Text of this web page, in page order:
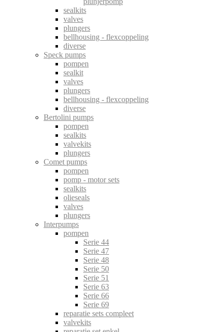
sealkits
valves
plungers
bellhousing - flexcoppeling
diverse
Speck pumps
pompen
sealkit
valves
plungers
bellhousing - flexcoppeling
diverse
Bertolini pumps
pompen
sealkits
valvekits
plungers
Comet pumps
pompen
pomp - motor sets
sealkits
olieseals
valves
plungers
Interpumps
pompen
Serie 44
Serie 47
Serie 48
Serie 50
Serie 51
Serie 63
Serie 66
Serie 69
reparatie sets compleet
valvekits